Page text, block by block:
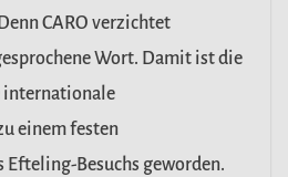
CARO verzichtet
Wort. Damit ist die
internationale
einem festen
Besuchs geworden.